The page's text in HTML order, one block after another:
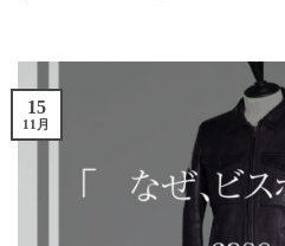
15
11月